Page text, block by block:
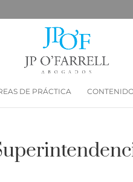
DE PRÁCTICA